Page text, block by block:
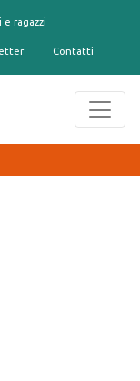
ragazzi
Contatti